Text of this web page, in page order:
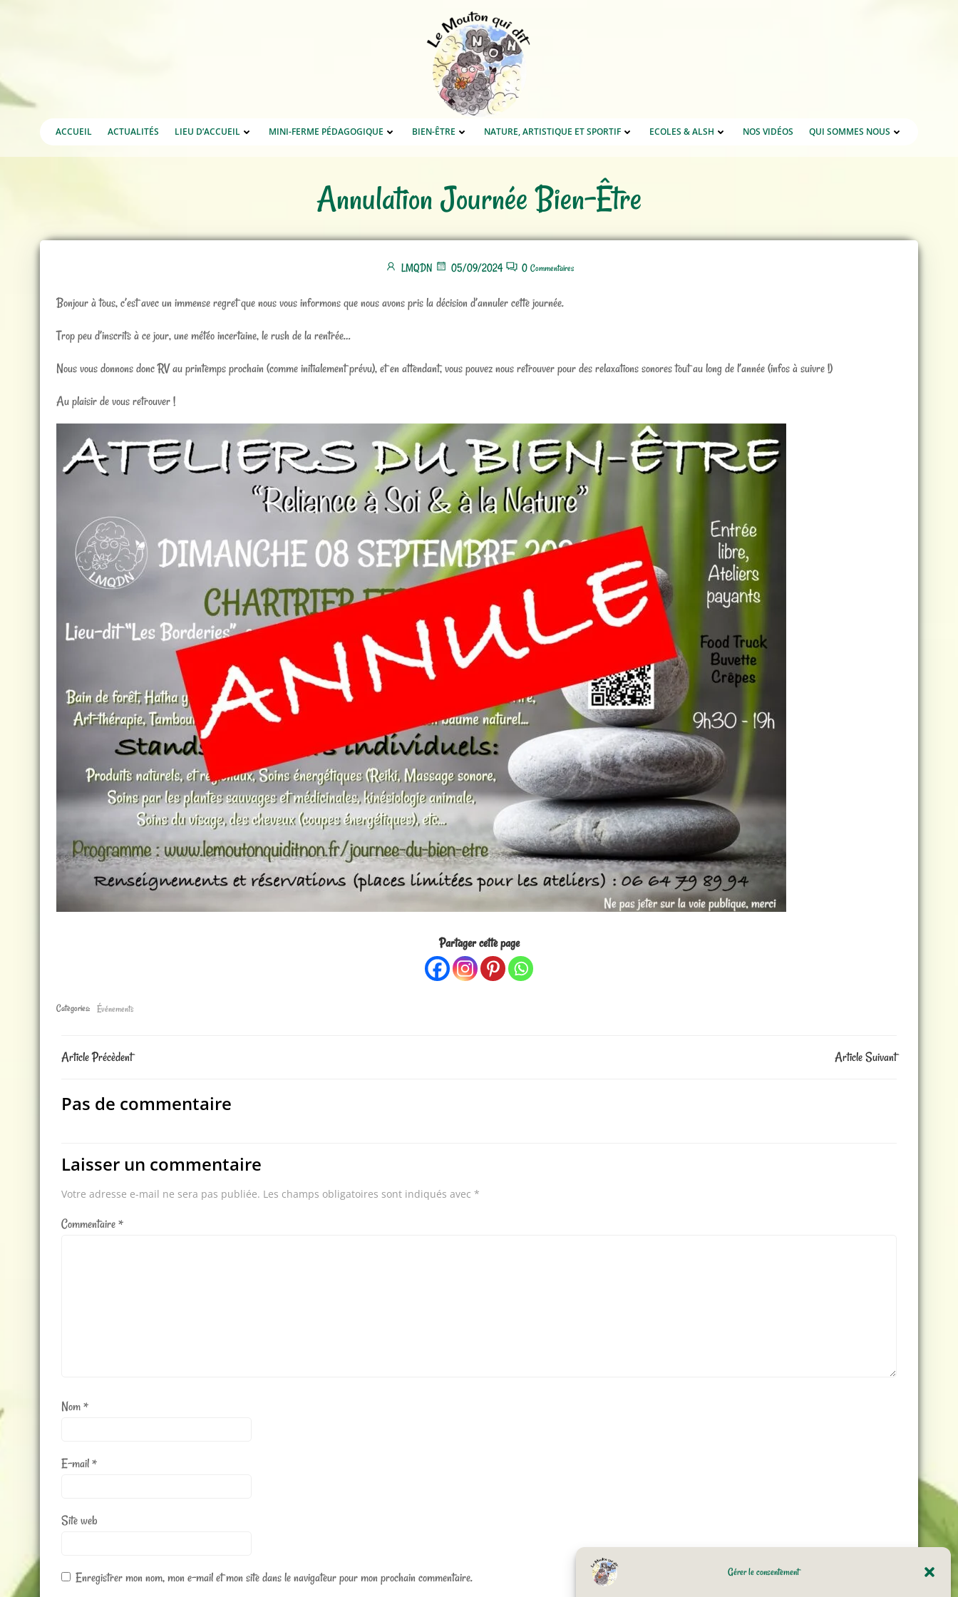
Gérer le consentement
ACCUEIL ACTUALITÉS LIEU D’ACCUEIL MINI-FERME PÉDAGOGIQUE BIEN-ÊTRE NATURE, ARTISTIQUE ET SPORTIF ECOLES & ALSH NOS VIDÉOS QUI SOMMES NOUS
Annulation Journée Bien-Être
LMQDN 05/09/2024 0 Commentaires
Bonjour à tous, c’est avec un immense regret que nous vous informons que nous avons pris la décision d’annuler cette journée.
Trop peu d’inscrits à ce jour, une météo incertaine, le rush de la rentrée…
Nous vous donnons donc RV au printemps prochain (comme initialement prévu), et en attendant, vous pouvez nous retrouver pour des relaxations sonores tout au long de l’année (infos à suivre !)
Au plaisir de vous retrouver !
Partager cette page
Categories: Événements
Post
navigation
Article Précèdent Article Suivant
Pas de commentaire
Laisser un commentaire
Votre adresse e-mail ne sera pas publiée. Les champs obligatoires sont indiqués avec *
Commentaire*
Nom*
E-mail*
Site web
Enregistrer mon nom, mon e-mail et mon site dans le navigateur pour mon prochain commentaire.